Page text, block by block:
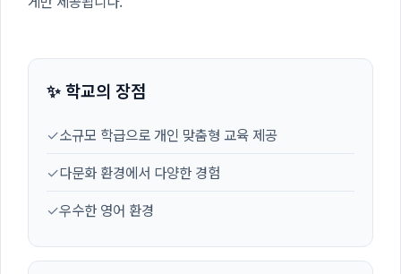
✨ 학교의 장점
✓소규모 학급으로 개인 맞춤형 교육 제공
✓다문화 환경에서 다양한 경험
✓우수한 영어 환경